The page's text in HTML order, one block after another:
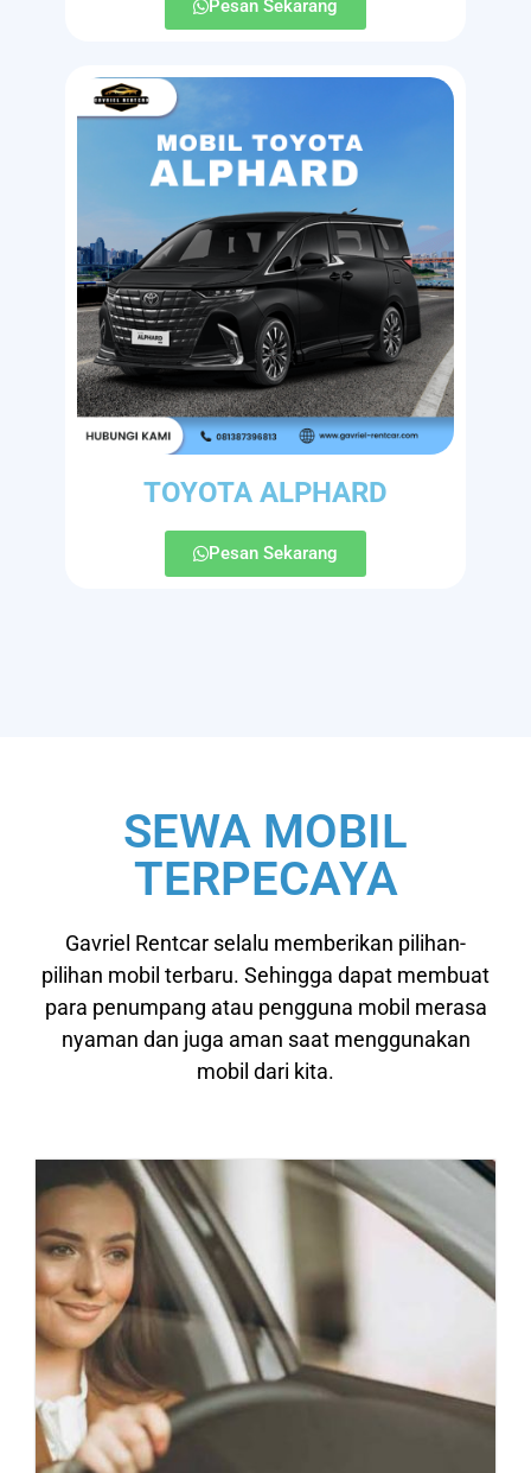
Pesan Sekarang
TOYOTA ALPHARD
Pesan Sekarang
SEWA MOBIL
TERPECAYA
Gavriel Rentcar selalu memberikan pilihan-
pilihan mobil terbaru. Sehingga dapat membuat
para penumpang atau pengguna mobil merasa
nyaman dan juga aman saat menggunakan
mobil dari kita.